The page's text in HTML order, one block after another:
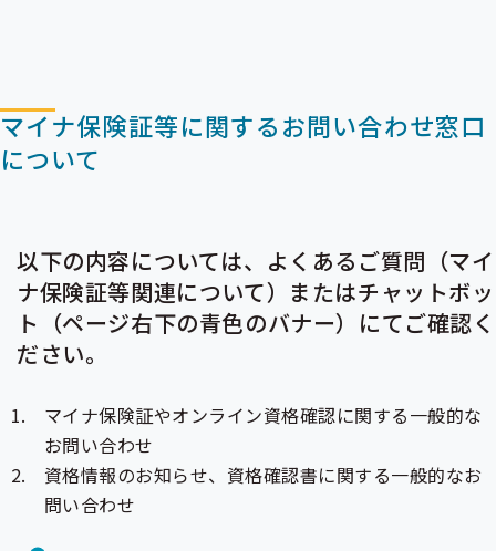
マイナ保険証等に関するお問い合わせ窓口
について
以下の内容については、よくあるご質問（マイ
ナ保険証等関連について）またはチャットボッ
ト（ページ右下の青色のバナー）にてご確認く
ださい。
マイナ保険証やオンライン資格確認に関する一般的な
お問い合わせ
資格情報のお知らせ、 資格確認書に関する一般的なお
問い合わせ